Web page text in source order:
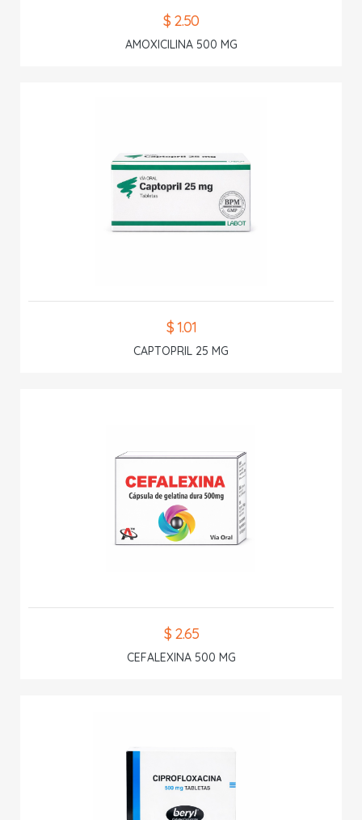
$ 2.50
AMOXICILINA 500 MG
$ 1.01
CAPTOPRIL 25 MG
$ 2.65
CEFALEXINA 500 MG